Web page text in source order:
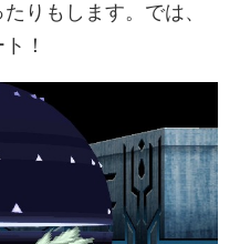
りもします。では、
！